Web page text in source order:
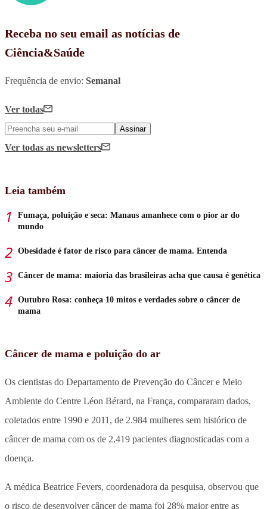
Receba no seu email as notícias de
Ciência&Saúde
Frequência de envio: Semanal
Ver todas
Assinar
Ver todas as newsletters
Leia também
Fumaça, poluição e seca: Manaus amanhece com o pior ar do
mundo
Obesidade é fator de risco para câncer de mama. Entenda
Câncer de mama: maioria das brasileiras acha que causa é genética
Outubro Rosa: conheça 10 mitos e verdades sobre o câncer de
mama
Câncer de mama e poluição do ar
Os cientistas do Departamento de Prevenção do Câncer e Meio
Ambiente do Centre Léon Bérard, na França, compararam dados,
coletados entre 1990 e 2011, de 2.984 mulheres sem histórico de
câncer de mama com os de 2.419 pacientes diagnosticadas com a
doença.
A médica Beatrice Fevers, coordenadora da pesquisa, observou que
o risco de desenvolver câncer de mama foi 28% maior entre as